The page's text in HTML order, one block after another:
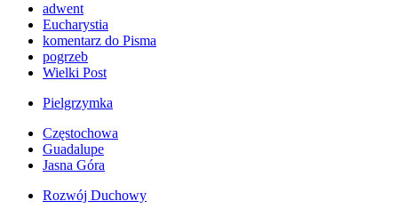
adwent
Eucharystia
komentarz do Pisma
pogrzeb
Wielki Post
Pielgrzymka
Częstochowa
Guadalupe
Jasna Góra
Rozwój Duchowy